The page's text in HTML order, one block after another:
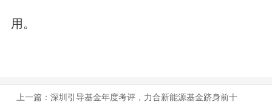
用。
上一篇： 深圳引导基金年度考评，力合新能源基金跻身前十